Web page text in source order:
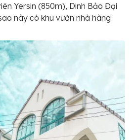
Yersin (850m), Dinh Bảo Đại
này có khu vườn nhà hàng